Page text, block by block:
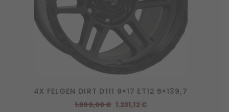
4X FELGEN DIRT D111 9×17 ET12 6×139,7
1.399,00€ Ursprünglicher
1.231,12 €Aktueller